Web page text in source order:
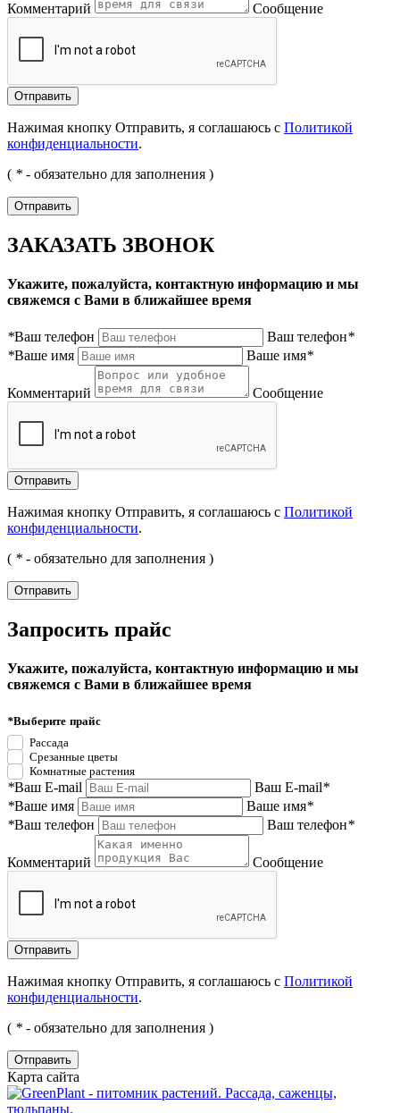
Комментарий Сообщение
Нажимая кнопку Отправить, я соглашаюсь с Политикой
конфиденциальности.
( * - обязательно для заполнения )
ЗАКАЗАТЬ ЗВОНОК
Укажите, пожалуйста, контактную информацию и мы
свяжемся с Вами в ближайшее время
*Ваш телефон Ваш телефон*
*Ваше имя Ваше имя*
Комментарий Сообщение
Нажимая кнопку Отправить, я соглашаюсь с Политикой
конфиденциальности.
( * - обязательно для заполнения )
Запросить прайс
Укажите, пожалуйста, контактную информацию и мы
свяжемся с Вами в ближайшее время
*Выберите прайс
Рассада
Срезанные цветы
Комнатные растения
*Ваш E-mail Ваш E-mail*
*Ваше имя Ваше имя*
*Ваш телефон Ваш телефон*
Комментарий Сообщение
Нажимая кнопку Отправить, я соглашаюсь с Политикой
конфиденциальности.
( * - обязательно для заполнения )
Отправить
Карта сайта